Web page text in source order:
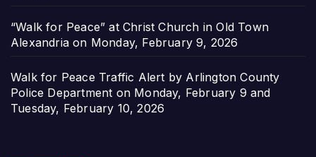
“Walk for Peace” at Christ Church in Old Town
Alexandria on Monday, February 9, 2026
Walk for Peace Traffic Alert by Arlington County
Police Department on Monday, February 9 and
Tuesday, February 10, 2026